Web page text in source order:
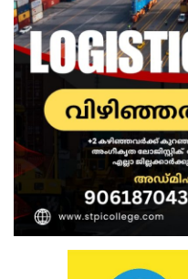
Technology